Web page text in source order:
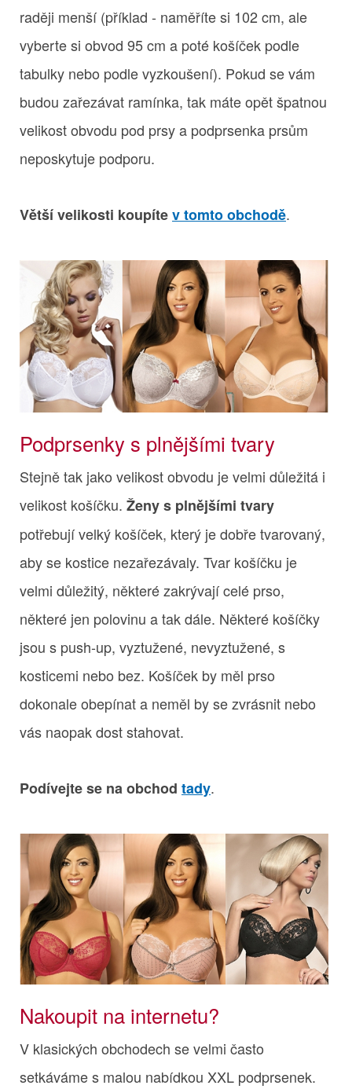
raději menší (příklad - naměříte si 102 cm, ale
vyberte si obvod 95 cm a poté košíček podle
tabulky nebo podle vyzkoušení). Pokud se vám
budou zařezávat ramínka, tak máte opět špatnou
velikost obvodu pod prsy a podprsenka prsům
neposkytuje podporu.
Větší velikosti koupítev tomto obchodě.
Podprsenky s plnějšími tvary
Stejně tak jako velikost obvodu je velmi důležitá i
velikost košíčku. Ženy s plnějšími tvary
potřebují velký košíček, který je dobře tvarovaný,
aby se kostice nezařezávaly. Tvar košíčku je
velmi důležitý, některé zakrývají celé prso,
některé jen polovinu a tak dále. Některé košíčky
jsou s push-up, vyztužené, nevyztužené, s
kosticemi nebo bez. Košíček by měl prso
dokonale obepínat a neměl by se zvrásnit nebo
vás naopak dost stahovat.
Podívejte se na obchod tady.
Nakoupit na internetu?
V klasických obchodech se velmi často
setkáváme s malou nabídkou XXL podprsenek.